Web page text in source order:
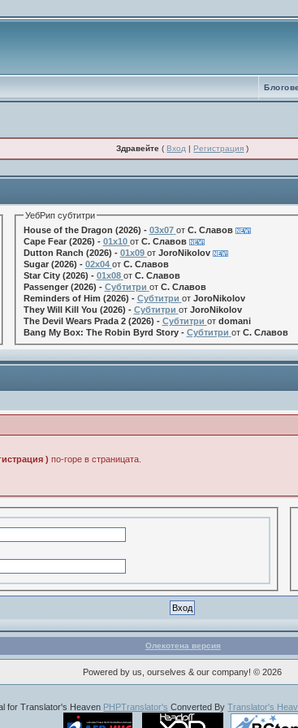
Блогове
Здравейте (Вход |Регистрация )
УебРип субтитри
House of the Dragon (2026) - 03x07 от С. Славов
Cape Fear (2026) - 01x10 от С. Славов
Dutton Ranch (2026) - 01x09 от JoroNikolov
Sugar (2026) - 02x04 от С. Славов
Star City (2026) - 01x08 от С. Славов
Passenger (2026) - Субтитри от С. Славов
Reminders of Him (2026) - Субтитри от JoroNikolov
They Will Kill You (2026) - Субтитри от JoroNikolov
The Devil Wears Prada 2 (2026) - Субтитри от domani
Bang My Box: The Robin Byrd Story - Субтитри от С. Славов
) по-горе в страницата.
Олекотена версия
Powered by us, ourselves & our company! © 2026
for Translator's Heaven PHPTranslator's Converted ByTranslator's